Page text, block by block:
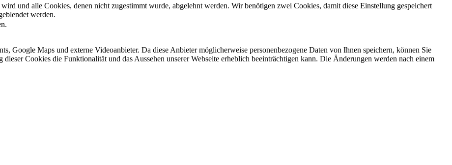
und alle Cookies, denen nicht zugestimmt wurde, abgelehnt werden. Wir benötigen zwei Cookies, damit diese Einstellung gespeichert
werden.
Google Maps und externe Videoanbieter. Da diese Anbieter möglicherweise personenbezogene Daten von Ihnen speichern, können Sie
Cookies die Funktionalität und das Aussehen unserer Webseite erheblich beeinträchtigen kann. Die Änderungen werden nach einem